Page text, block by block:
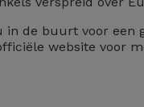
in de buurt voor
website voor